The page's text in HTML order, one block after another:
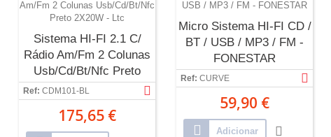
Sistema HI-FI 2.1 C/
Rádio Am/Fm 2 Colunas
Usb/Cd/Bt/Nfc Preto
2X20W - Ltc
Ref: CDM101-BL
175,65 €
Micro Sistema HI-FI CD /
BT / USB / MP3 / FM -
FONESTAR
Ref: CURVE
59,90 €
Adicionar